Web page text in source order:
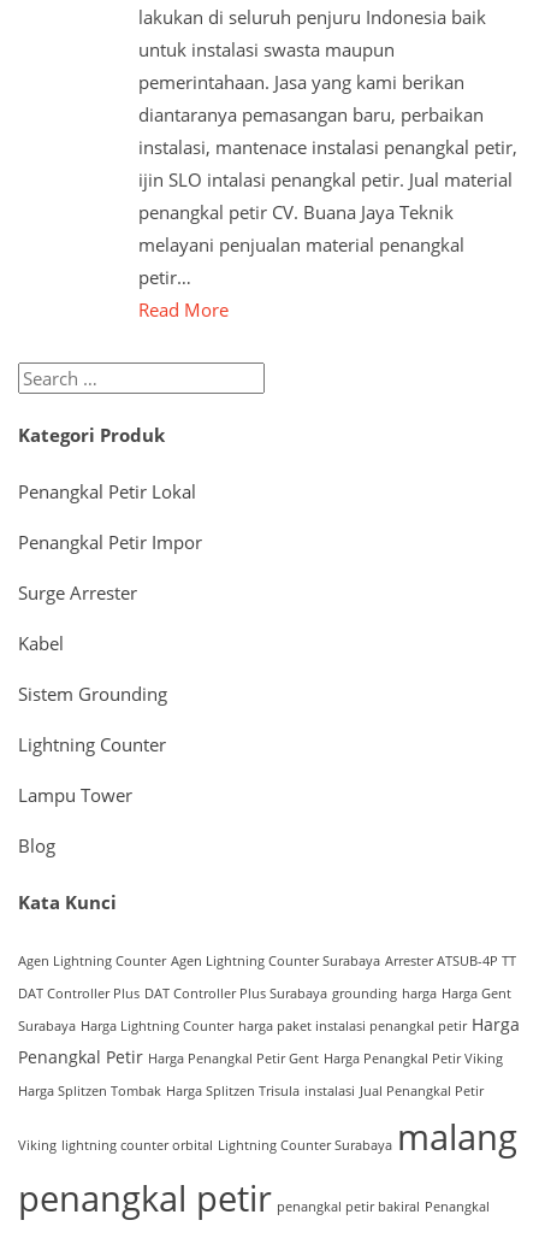
lakukan di seluruh penjuru Indonesia baik
untuk instalasi swasta maupun
pemerintahaan. Jasa yang kami berikan
diantaranya pemasangan baru, perbaikan
instalasi, mantenace instalasi penangkal petir,
ijin SLO intalasi penangkal petir. Jual material
penangkal petir CV. Buana Jaya Teknik
melayani penjualan material penangkal
petir…
Read More
Search
Kategori Produk
Penangkal Petir Lokal
Penangkal Petir Impor
Surge Arrester
Kabel
Sistem Grounding
Lightning Counter
Lampu Tower
Blog
Kata Kunci
Agen Lightning Counter Agen Lightning Counter Surabaya Arrester ATSUB-4P TT
DAT Controller Plus DAT Controller Plus Surabaya grounding harga Harga Gent
Surabaya Harga Lightning Counter harga paket instalasi penangkal petir Harga
Penangkal Petir Harga Penangkal Petir Gent Harga Penangkal Petir Viking
Harga Splitzen Tombak Harga Splitzen Trisula instalasi Jual Penangkal Petir
Viking lightning counter orbital Lightning Counter Surabaya malang
penangkal petir penangkal petir bakiral Penangkal